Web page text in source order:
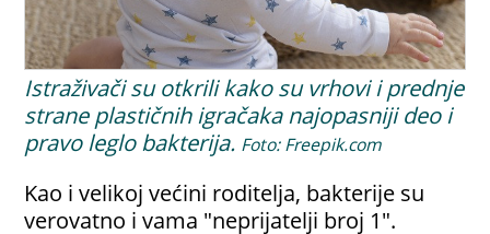
Istraživači su otkrili kako su vrhovi i prednje
strane plastičnih igračaka najopasniji deo i
pravo leglo bakterija. Foto: Freepik.com
Kao i velikoj većini roditelja, bakterije su
verovatno i vama "neprijatelji broj 1".